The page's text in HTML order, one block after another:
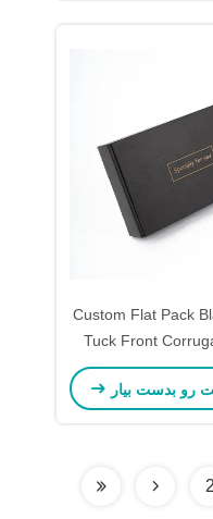
Custom Flat Pack
Tuck Front
Box with
رو بدست بیار
2